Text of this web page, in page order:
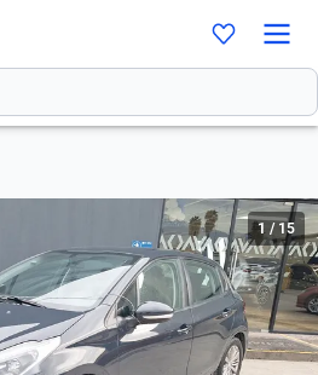
1 / 15